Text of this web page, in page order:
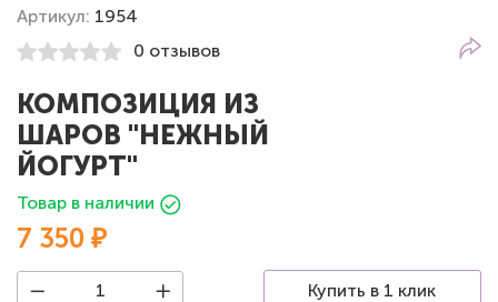
Артикул: 1954
0 отзывов
КОМПОЗИЦИЯ ИЗ
ШАРОВ "НЕЖНЫЙ
ЙОГУРТ"
Товар в наличии
7 350 ₽
Купить в 1 клик